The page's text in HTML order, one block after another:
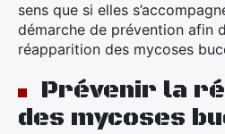
sens que si elles
démarche de prévention afin
réapparition des mycoses
Prévenir la
des mycoses